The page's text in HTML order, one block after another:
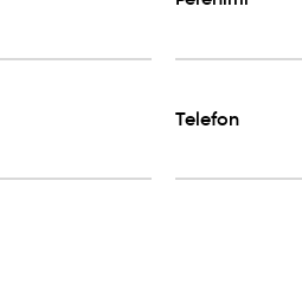
Telefon